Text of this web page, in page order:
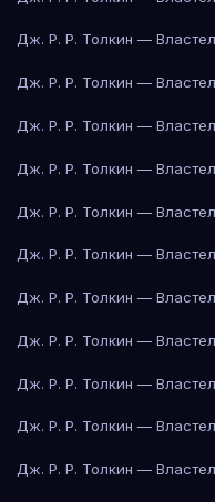
Дж. Р. Р. Толкин —
Дж. Р. Р. Толкин —
Дж. Р. Р. Толкин —
Дж. Р. Р. Толкин —
Дж. Р. Р. Толкин —
Дж. Р. Р. Толкин —
Дж. Р. Р. Толкин —
Дж. Р. Р. Толкин —
Дж. Р. Р. Толкин —
Дж. Р. Р. Толкин —
Дж. Р. Р. Толкин —